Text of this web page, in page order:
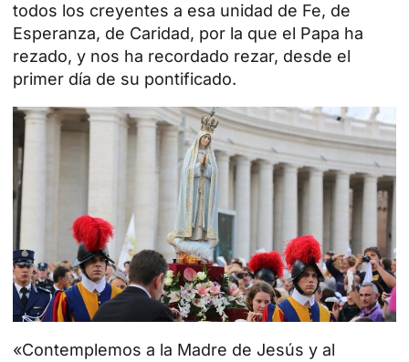
todos los creyentes a esa unidad de Fe, de
Esperanza, de Caridad, por la que el Papa ha
rezado, y nos ha recordado rezar, desde el
primer día de su pontificado.
«Contemplemos a la Madre de Jesús y al